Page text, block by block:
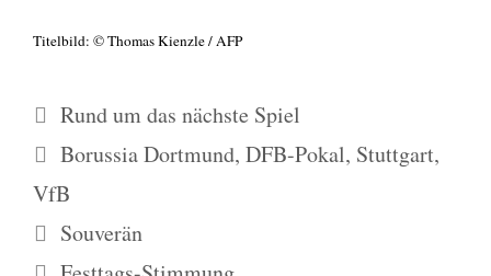
Titel­bild: © Tho­mas Kienz­le / AFP
Kategorien
Rund um das nächste Spiel
Schlagwörter
Borussia Dortmund, DFB-Pokal, Stuttgart,
VfB
Souverän